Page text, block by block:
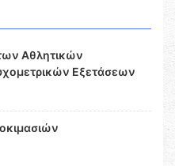
Αθλητικών
Εξετάσεων